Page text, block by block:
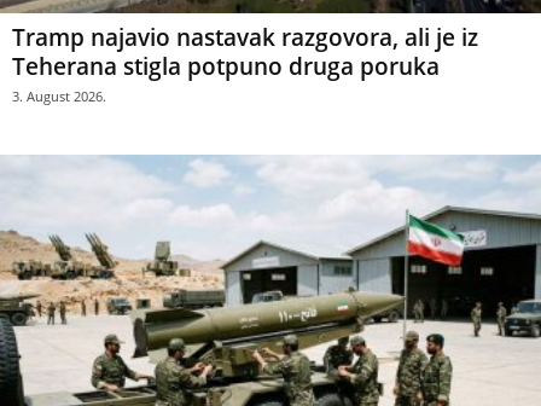
Tramp najavio nastavak razgovora, ali je iz
Teherana stigla potpuno druga poruka
3. August 2026.